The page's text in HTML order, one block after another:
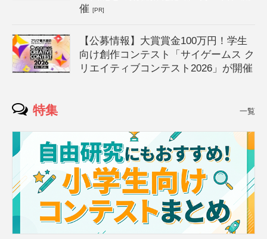
催[PR]
【公募情報】大賞賞金100万円！学生
向け創作コンテスト「サイゲームス ク
リエイティブコンテスト2026」が開催
特集 一覧